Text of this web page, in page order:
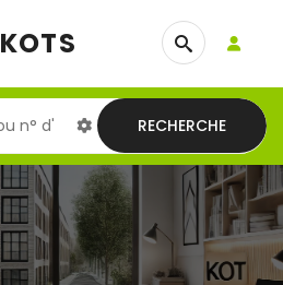
KOTS
RECHERCHE